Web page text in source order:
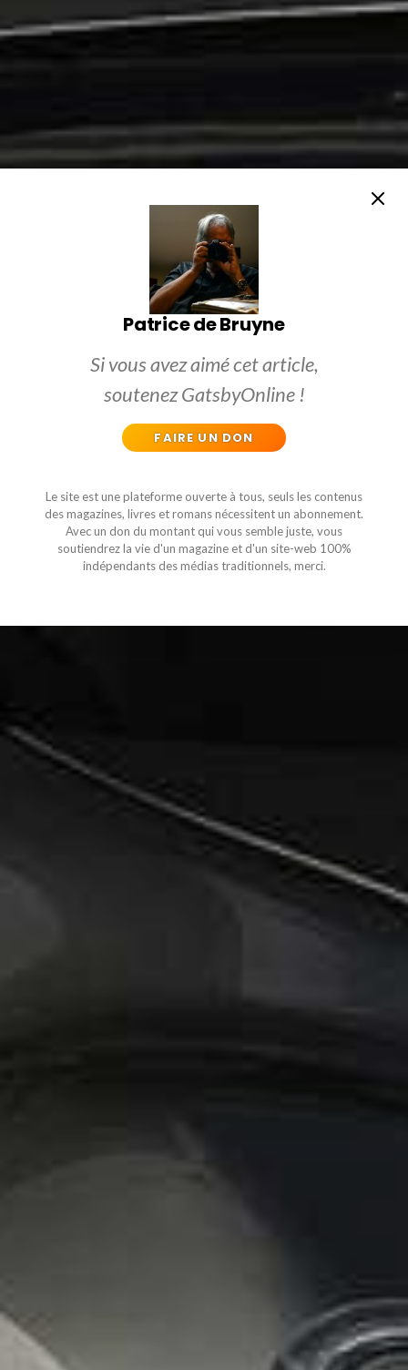
Patrice de Bruyne
Si vous avez aimé cet article,
soutenez GatsbyOnline !
FAIRE UN DON
Le site est une plateforme ouverte à tous, seuls les contenus
des magazines, livres et romans nécessitent un abonnement.
Avec un don du montant qui vous semble juste, vous
soutiendrez la vie d'un magazine et d'un site-web 100%
indépendants des médias traditionnels, merci.